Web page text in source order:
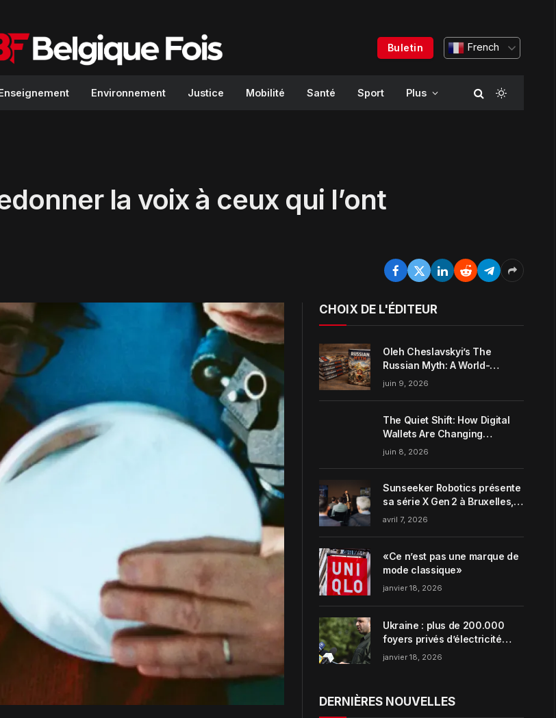
Buletin French
Environnement Justice Mobilité Santé Sport Plus
la voix à ceux qui l’ont
CHOIX DE L'ÉDITEUR
Oleh Cheslavskyi’s The
Russian Myth: A World-
Systems Analysis of
juin 9, 2026
The Quiet Shift: How Digital
Wallets Are Changing
Everyday Money Habits in the
juin 8, 2026
Sunseeker Robotics présente
sa série X Gen 2 à Bruxelles,
incarnant parfaitement le
avril 7, 2026
«Ce n’est pas une marque de
mode classique»
janvier 18, 2026
Ukraine : plus de 200.000
foyers privés d’électricité
dans la région de Zaporijjia
janvier 18, 2026
DERNIÈRES NOUVELLES